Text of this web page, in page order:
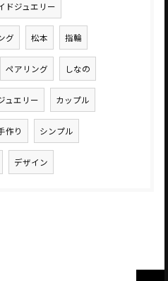
ドジュエリー
グ 松本 指輪
ペアリング しなの
ュエリー カップル
作り シンプル
デザイン